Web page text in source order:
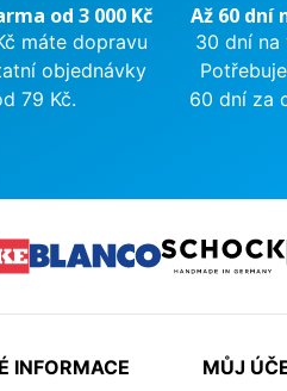
od 3 000 Kč
máte dopravu
objednávky
79 Kč.
Až 60 dní
30 dní na
60 dní za
INFORMACE
MŮJ